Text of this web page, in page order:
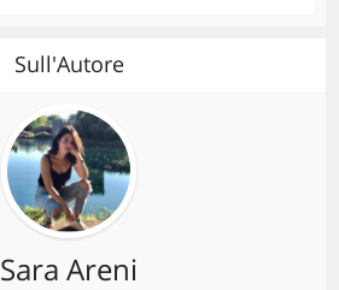
Sull'Autore
Sara Areni